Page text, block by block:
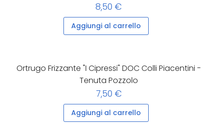
8,50 €
Aggiungi al carrello
Ortrugo Frizzante "I Cipressi" DOC Colli Piacentini -
Tenuta Pozzolo
7,50 €
Aggiungi al carrello